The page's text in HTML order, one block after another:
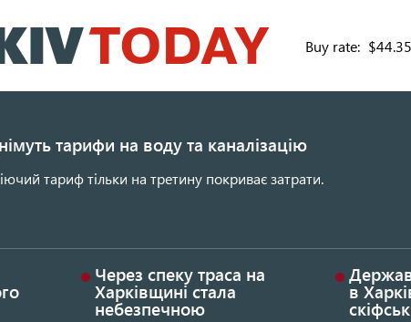
до
основного
Buy rate: $44.35
тарифи на воду та каналізацію
тариф тільки на третину покриває затрати.
Через спеку траса на
Харківщині стала
небезпечною
в